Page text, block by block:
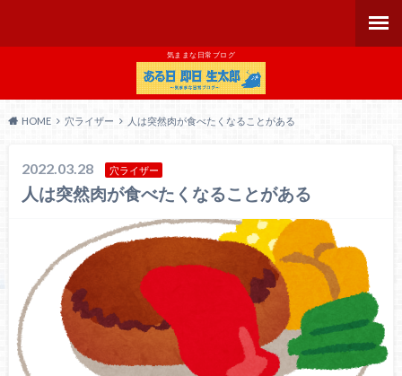
気ままな日常ブログ
HOME 穴ライザー 人は突然肉が食べたくなることがある
2022.03.28 穴ライザー
人は突然肉が食べたくなることがある